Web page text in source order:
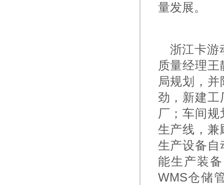
量发展。
浙江卡游
质量经理王
局规划，
劲，新建工
厂；车间
生产线，兼
生产设备自
能生产装
WMS仓储